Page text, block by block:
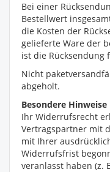
Bei einer
Bestellwert
die Kosten der
gelieferte Ware der
ist die Rücksendung
Nicht
abgeholt.
Besondere Hinweise
Ihr Widerrufsrecht
Vertragspartner mit
mit Ihrer
Widerrufsfrist
veranlasst haben (z.